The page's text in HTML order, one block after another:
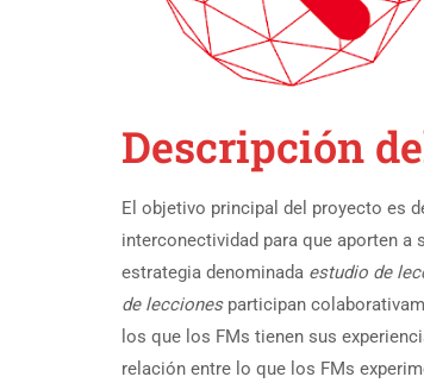
Descripción
El objetivo principal del proyecto es
interconectividad para que aporten
estrategia denominada estudio de
de lecciones participan
los que los FMs tienen sus
relación entre lo que los FMs